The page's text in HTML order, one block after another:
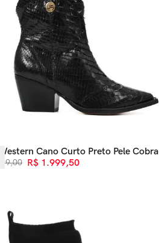
Western Cano Curto Preto Pele Cobra
999,00 R$ 1.999,50